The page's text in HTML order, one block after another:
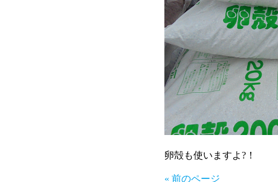
卵殻も使いますよ?！
« 前のページ